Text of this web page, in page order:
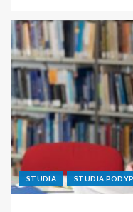
STUDIA STUDIA